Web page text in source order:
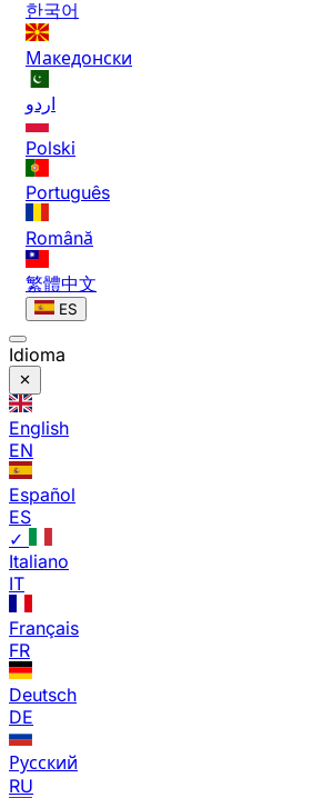
한국어
Македонски
اردو
Polski
Português
Română
繁體中文
ES
Idioma
English
EN
Español
ES
✓
Italiano
IT
Français
FR
Deutsch
DE
Русский
RU